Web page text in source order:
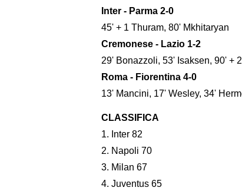
Inter - Parma 2-0
45' + 1 Thuram, 80' Mkhitaryan
Cremonese - Lazio 1-2
29' Bonazzoli, 53' Isaksen, 90' +
Roma - Fiorentina 4-0
13' Mancini, 17' Wesley, 34'
CLASSIFICA
1. Inter 82
2. Napoli 70
3. Milan 67
4. Juventus 65